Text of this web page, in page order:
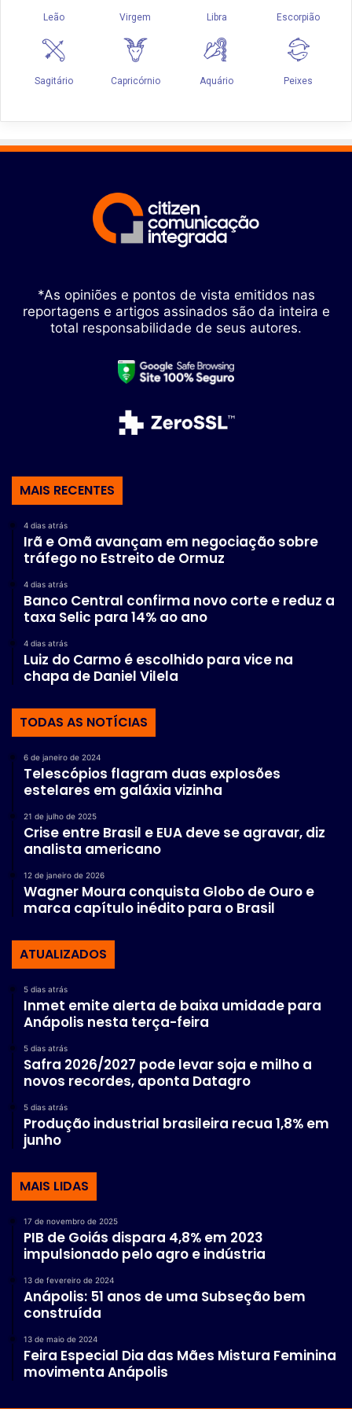
*As opiniões e pontos de vista emitidos nas
reportagens e artigos assinados são da inteira e
total responsabilidade de seus autores.
MAIS RECENTES
4 dias atrás
Irã e Omã avançam em negociação sobre
tráfego no Estreito de Ormuz
4 dias atrás
Banco Central confirma novo corte e reduz a
taxa Selic para 14% ao ano
4 dias atrás
Luiz do Carmo é escolhido para vice na
chapa de Daniel Vilela
TODAS AS NOTÍCIAS
6 de janeiro de 2024
Telescópios flagram duas explosões
estelares em galáxia vizinha
21 de julho de 2025
Crise entre Brasil e EUA deve se agravar, diz
analista americano
12 de janeiro de 2026
Wagner Moura conquista Globo de Ouro e
marca capítulo inédito para o Brasil
ATUALIZADOS
5 dias atrás
Inmet emite alerta de baixa umidade para
Anápolis nesta terça-feira
5 dias atrás
Safra 2026/2027 pode levar soja e milho a
novos recordes, aponta Datagro
5 dias atrás
Produção industrial brasileira recua 1,8% em
junho
MAIS LIDAS
17 de novembro de 2025
PIB de Goiás dispara 4,8% em 2023
impulsionado pelo agro e indústria
13 de fevereiro de 2024
Anápolis: 51 anos de uma Subseção bem
construída
13 de maio de 2024
Feira Especial Dia das Mães Mistura Feminina
movimenta Anápolis